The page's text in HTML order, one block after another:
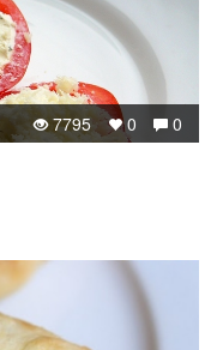
0
0
7795